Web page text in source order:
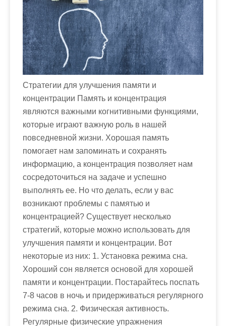
Стратегии для улучшения памяти и
концентрации Память и концентрация
являются важными когнитивными функциями,
которые играют важную роль в нашей
повседневной жизни. Хорошая память
помогает нам запоминать и сохранять
информацию, а концентрация позволяет нам
сосредоточиться на задаче и успешно
выполнять ее. Но что делать, если у вас
возникают проблемы с памятью и
концентрацией? Существует несколько
стратегий, которые можно использовать для
улучшения памяти и концентрации. Вот
некоторые из них: 1. Установка режима сна.
Хороший сон является основой для хорошей
памяти и концентрации. Постарайтесь поспать
7-8 часов в ночь и придерживаться регулярного
режима сна. 2. Физическая активность.
Регулярные физические упражнения